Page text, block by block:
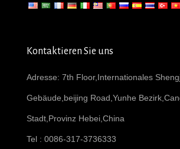
Kontaktieren Sie uns
Adresse: 7th Floor,Internationales
Gebäude,beijing Road,Yunhe
Stadt,Provinz Hebei,China
Tel : 0086-317-3736333